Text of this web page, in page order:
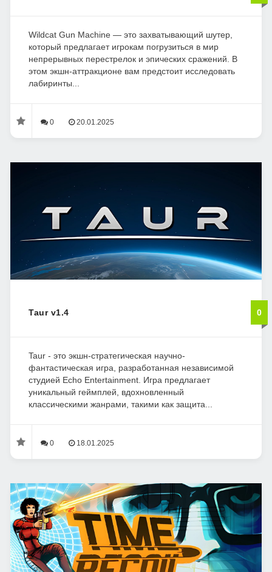
Wildcat Gun Machine — это захватывающий шутер,
который предлагает игрокам погрузиться в мир
непрерывных перестрелок и эпических сражений. В
этом экшн-аттракционе вам предстоит исследовать
лабиринты...
0 20.01.2025
Taur v1.4 0
Taur - это экшн-стратегическая научно-
фантастическая игра, разработанная независимой
студией Echo Entertainment. Игра предлагает
уникальный геймплей, вдохновленный
классическими жанрами, такими как защита...
0 18.01.2025